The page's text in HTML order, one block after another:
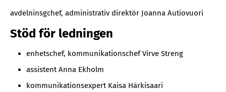
avdelninsgchef, administrativ direktör Joanna Autiovuori
Stöd för ledningen
enhetschef, kommunikationschef Virve Streng
assistent Anna Ekholm
kommunikationsexpert Kaisa Härkisaari